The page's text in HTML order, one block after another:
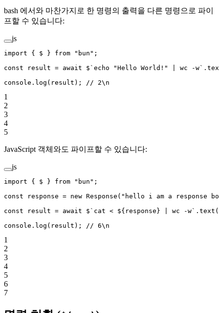
bash 에서와 마찬가지로 한 명령의 출력을 다른 명령으로 파이
프할 수 있습니다:
js
import { $ } from "bun" ;
const result = await $ `echo "Hello World!" | wc -w` .
console. log (result); // 2\n
1
2
3
4
5
JavaScript 객체와도 파이프할 수 있습니다:
js
import { $ } from "bun" ;
const response = new Response ( "hello i am a response
const result = await $ `cat < ${ response } | wc -w` . text
console. log (result); // 6\n
1
2
3
4
5
6
7